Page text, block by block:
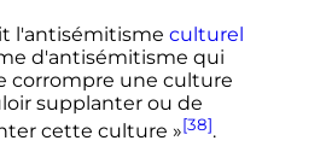
l'antisémitisme culturel
d'antisémitisme qui
corrompre une culture
supplanter ou de
cette culture »[38].